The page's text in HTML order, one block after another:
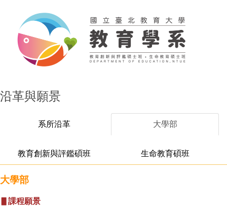
沿革與願景
系所沿革 大學部
教育創新與評鑑碩班 生命教育碩班
大學部
▋課程願景